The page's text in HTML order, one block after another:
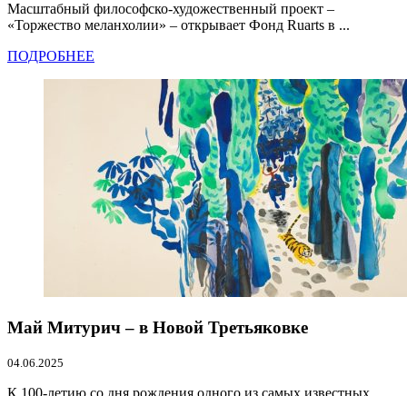
Масштабный философско-художественный проект –
«Торжество меланхолии» – открывает Фонд Ruarts в ...
ПОДРОБНЕЕ
Май Митурич – в Новой Третьяковке
04.06.2025